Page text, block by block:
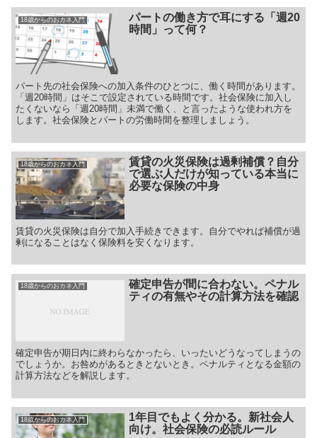
18歳からのおカネ入門
パートの働き方で耳にする「週20
時間」って何？
パート先の社会保険への加入条件のひとつに、働く時間があります。
「週20時間」はそこで設定されている時間です。社会保険に加入し
たくないなら「週20時間」未満で働く、と言ったような使われ方を
します。社会保険とパートの労働時間を整理しましょう。
18歳からのおカネ入門
賃貸の火災保険は過剰補償？自分
で選ぶ人だけが知っている本当に
必要な保険の中身
賃貸の火災保険は自分で加入手続きできます。自分でやれば補償が過
剰になることはなく保険料を安くなります。
18歳からのおカネ入門
確定申告が間に合わない。ペナル
ティの有無やその計算方法を確認
確定申告が期日内に終わらなかったら、いったいどうなってしまうの
でしょうか。お咎めがあるときとないとき。ペナルティとなる金額の
計算方法などを解説します。
18歳からのおカネ入門
1年目でもよく分かる。新社会人
向け。社会保険の必読ルール